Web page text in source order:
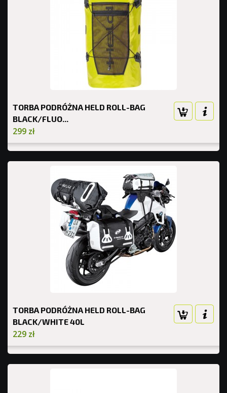
TORBA PODRÓŻNA HELD ROLL-BAG
BLACK/FLUO...
299 zł
TORBA PODRÓŻNA HELD ROLL-BAG
BLACK/WHITE 40L
229 zł